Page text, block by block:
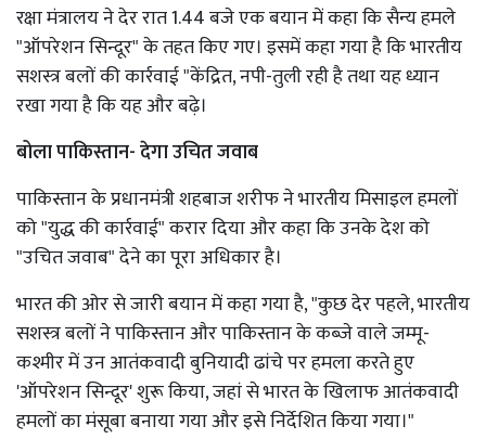
रक्षा मंत्रालय ने देर रात 1.44 बजे एक बयान में कहा कि सैन्य हमले
"ऑपरेशन सिन्दूर" के तहत किए गए। इसमें कहा गया है कि भारतीय
सशस्त्र बलों की कार्रवाई "केंद्रित, नपी-तुली रही है तथा यह ध्यान
रखा गया है कि यह और बढ़े।
बोला पाकिस्तान- देगा उचित जवाब
पाकिस्तान के प्रधानमंत्री शहबाज शरीफ ने भारतीय मिसाइल हमलों
को "युद्ध की कार्रवाई" करार दिया और कहा कि उनके देश को
"उचित जवाब" देने का पूरा अधिकार है।
भारत की ओर से जारी बयान में कहा गया है, "कुछ देर पहले, भारतीय
सशस्त्र बलों ने पाकिस्तान और पाकिस्तान के कब्जे वाले जम्मू-
कश्मीर में उन आतंकवादी बुनियादी ढांचे पर हमला करते हुए
'ऑपरेशन सिन्दूर' शुरू किया, जहां से भारत के खिलाफ आतंकवादी
हमलों का मंसूबा बनाया गया और इसे निर्देशित किया गया।"